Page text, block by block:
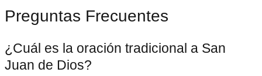
Preguntas Frecuentes
¿Cuál es la oración tradicional a San
Juan de Dios?